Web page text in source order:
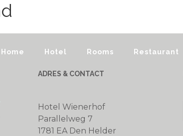
Home Hotel Rooms Restaurant
ADRES & CONTACT
Hotel Wienerhof
Parallelweg 7
1781 EA Den Helder